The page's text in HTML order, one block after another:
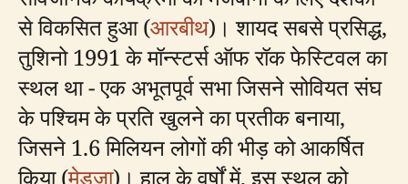
से विकसित हुआ (आरबीथ)। शायद सबसे प्रसिद्ध,
तुशिनो 1991 के मॉन्स्टर्स ऑफ रॉक फेस्टिवल का
स्थल था - एक अभूतपूर्व सभा जिसने सोवियत संघ
के पश्चिम के प्रति खुलने का प्रतीक बनाया,
जिसने 1.6 मिलियन लोगों की भीड़ को आकर्षित
किया (मेडुज़ा)। हाल के वर्षों में, इस स्थल को